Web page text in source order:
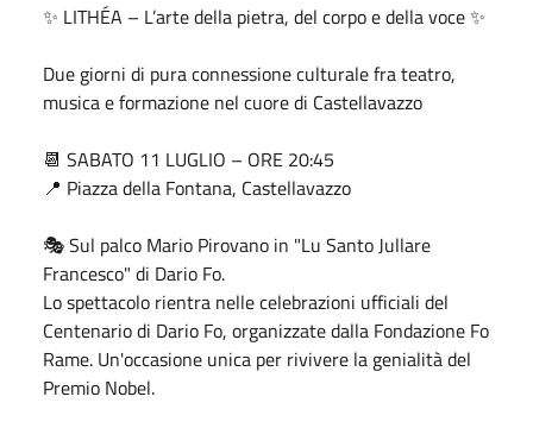
✨ LITHÉA – L’arte della pietra, del corpo e della voce ✨
Due giorni di pura connessione culturale fra teatro,
musica e formazione nel cuore di Castellavazzo
📆 SABATO 11 LUGLIO – ORE 20:45
📍 Piazza della Fontana, Castellavazzo
🎭 Sul palco Mario Pirovano in "Lu Santo Jullare
Francesco" di Dario Fo.
Lo spettacolo rientra nelle celebrazioni ufficiali del
Centenario di Dario Fo, organizzate dalla Fondazione Fo
Rame. Un'occasione unica per rivivere la genialità del
Premio Nobel.